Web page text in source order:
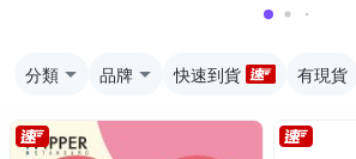
分類 品牌 快速到貨 有現貨